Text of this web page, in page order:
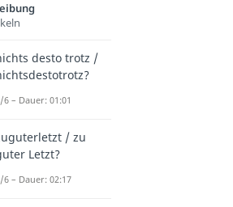
desto trotz /
6 – Dauer: 01:01
/ zu
Letzt?
6 – Dauer: 02:17